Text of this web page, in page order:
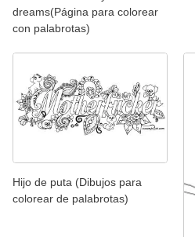
dreams(Página para colorear
con palabrotas)
Hijo de puta (Dibujos para
colorear de palabrotas)